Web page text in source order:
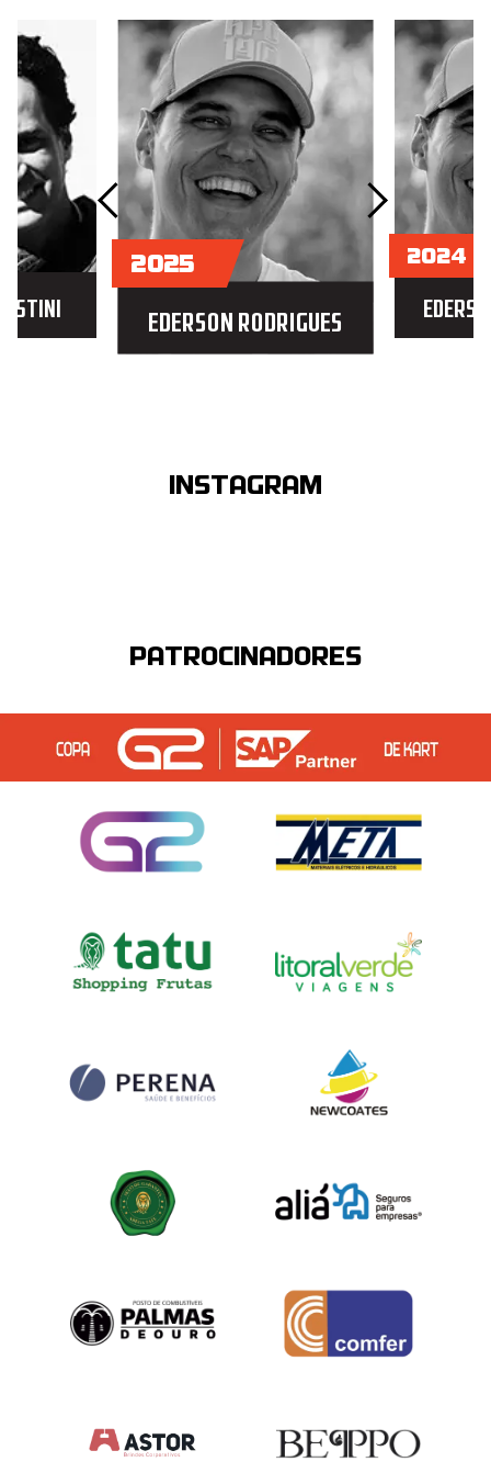
2025
EDERSON RODRIGUES
2024
INSTAGRAM
PATROCINADORES